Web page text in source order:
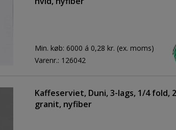
Min. køb: 6000 á 0,28 kr. (ex. moms)
Varenr.: 126042
Kaffeserviet, Duni, 3-lags, 1/4 fold,
granit, nyfiber